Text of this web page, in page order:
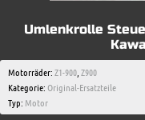
Umlenkrolle
Motorräder:Z1-900 Z900
Kategorie:Original-Ersatzteile
Typ: Motor